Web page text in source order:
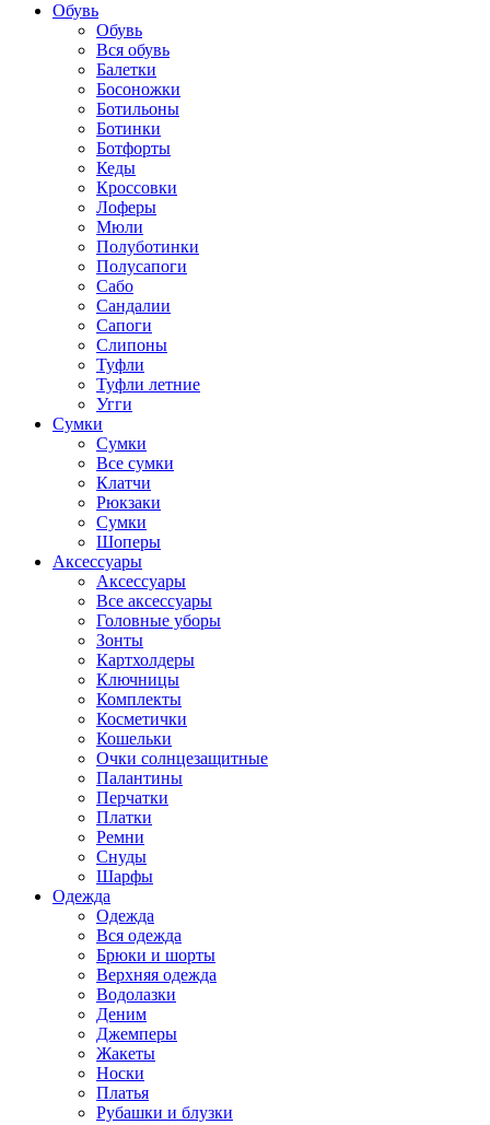
Обувь
Обувь
Вся обувь
Балетки
Босоножки
Ботильоны
Ботинки
Ботфорты
Кеды
Кроссовки
Лоферы
Мюли
Полуботинки
Полусапоги
Сабо
Сандалии
Сапоги
Слипоны
Туфли
Туфли летние
Угги
Сумки
Сумки
Все сумки
Клатчи
Рюкзаки
Сумки
Шоперы
Аксессуары
Аксессуары
Все аксессуары
Головные уборы
Зонты
Картхолдеры
Ключницы
Комплекты
Косметички
Кошельки
Очки солнцезащитные
Палантины
Перчатки
Платки
Ремни
Снуды
Шарфы
Одежда
Одежда
Вся одежда
Брюки и шорты
Верхняя одежда
Водолазки
Деним
Джемперы
Жакеты
Носки
Платья
Рубашки и блузки